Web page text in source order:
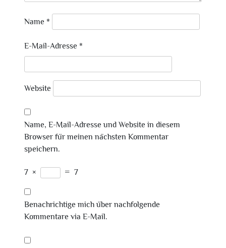
Name *
E-Mail-Adresse *
Website
Name, E-Mail-Adresse und Website in diesem
Browser für meinen nächsten Kommentar
speichern.
7 × = 7
Benachrichtige mich über nachfolgende
Kommentare via E-Mail.